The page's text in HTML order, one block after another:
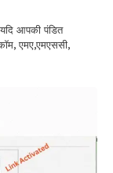
आपकी पंडित
एमए,एमएससी,